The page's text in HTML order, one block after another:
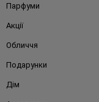
Парфуми
Акції
Обличчя
Подарунки
Дім